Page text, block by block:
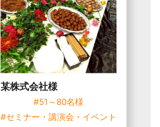
某株式会社様
#51～80名様
#セミナー・講演会・イベント